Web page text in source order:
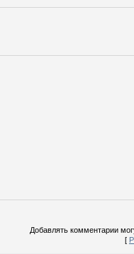
Добавлять комментарии
[